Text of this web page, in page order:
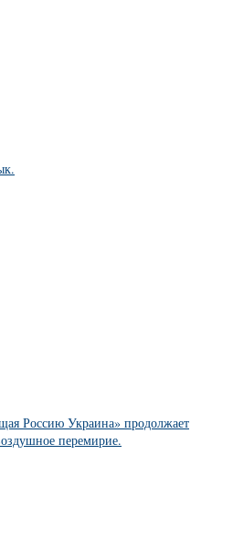
Россию Украина» продолжает
перемирие.